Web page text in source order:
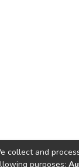
collect and
purposes: